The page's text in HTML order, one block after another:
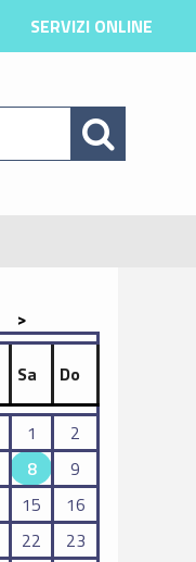
SERVIZI ONLINE
>
Sa Do
1
2
8
9
15
16
22
23